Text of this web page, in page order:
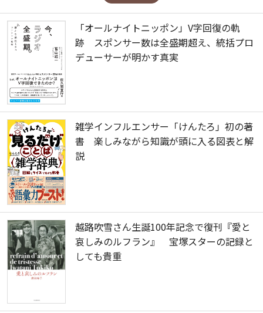
「オールナイトニッポン」V字回復の軌
跡 スポンサー数は全盛期超え、統括プロ
デューサーが明かす真実
雑学インフルエンサー「けんたろ」初の著
書 楽しみながら知識が頭に入る図表と解
説
越路吹雪さん生誕100年記念で復刊『愛と
哀しみのルフラン』 宝塚スターの記録と
しても貴重